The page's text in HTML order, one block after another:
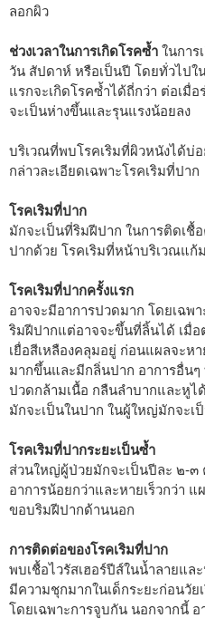
ลอกผิว
ช่วงเวลาในการเกิดโรคซ้ำ ในการ
วัน สัปดาห์ หรือเป็นปี โดยทั่วไปใ
แรกจะเกิดโรคซ้ำได้ถี่กว่า ต่อเมื่
จะเป็นห่างขึ้นและรุนแรงน้อยลง
บริเวณที่พบโรคเริมที่ผิวหนังได้บ่
กล่าวละเอียดเฉพาะโรคเริมที่ปาก
โรคเริมที่ปาก
มักจะเป็นที่ริมฝีปาก ในการติดเชื้
ปากด้วย โรคเริมที่หน้าบริเวณแ
โรคเริมที่ปากครั้งแรก
อาจจะมีอาการปวดมาก โดยเฉพ
ริมฝีปากแต่อาจจะขึ้นที่ลิ้นได้ เมื่
เยื่อสีเหลืองคลุมอยู่ ก่อนแผลจะห
มากขึ้นและมีกลิ่นปาก อาการอื่น
ปวดกล้ามเนื้อ กลืนลำบากและหูไ
มักจะเป็นในปาก ในผู้ใหญ่มักจะเ
โรคเริมที่ปากระยะเป็นซ้ำ
ส่วนใหญ่ผู้ป่วยมักจะเป็นปีละ ๒-๓
อาการน้อยกว่าและหายเร็วกว่า
ขอบริมฝีปากด้านนอก
การติดต่อของโรคเริมที่ปาก
พบเชื้อไวรัสเฮอร์ปีส์ในน้ำลายแล
มีความชุกมากในเด็กระยะก่อนวั
โดยเฉพาะการจูบกัน นอกจากนี้